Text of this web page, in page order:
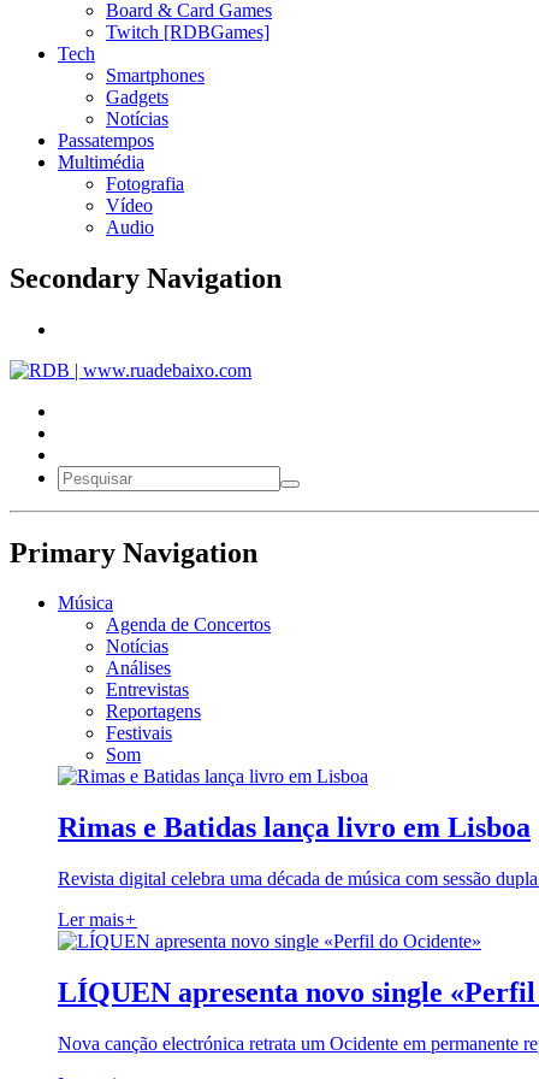
Board & Card Games
Twitch [RDBGames]
Tech
Smartphones
Gadgets
Notícias
Passatempos
Multimédia
Fotografia
Vídeo
Audio
Secondary Navigation
Primary Navigation
Música
Agenda de Concertos
Notícias
Análises
Entrevistas
Reportagens
Festivais
Som
Rimas e Batidas lança livro em Lisboa
Revista digital celebra uma década de música com sessão
Ler mais+
LÍQUEN apresenta novo single
Nova canção electrónica retrata um Ocidente em permanente